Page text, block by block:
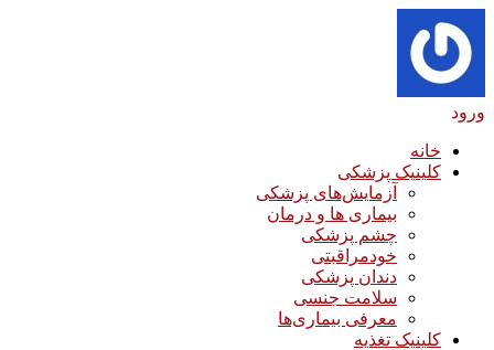
ورود
خانه
کلینیک پزشکی
آزمایش‌های پزشکی
بیماری ها و درمان
چشم پزشکی
خودمراقبتی
دندان پزشکی
سلامت جنسی
معرفی بیماری‌ها
کلینیک تغذیه